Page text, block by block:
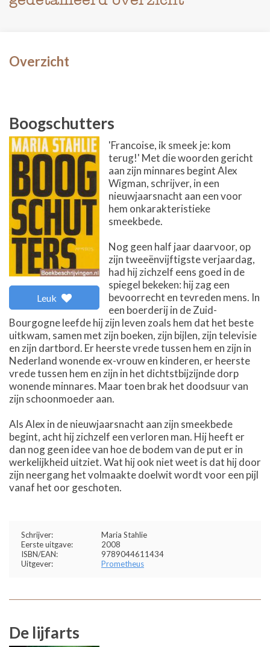
Overzicht
Boogschutters
Leuk
'Francoise, ik smeek je: kom
terug!' Met die woorden gericht
aan zijn minnares begint Alex
Wigman, schrijver, in een
nieuwjaarsnacht aan een voor
hem onkarakteristieke
smeekbede.
Nog geen half jaar daarvoor, op
zijn tweeënvijftigste verjaardag,
had hij zichzelf eens goed in de
spiegel bekeken: hij zag een
bevoorrecht en tevreden mens. In
een boerderij in de Zuid-
Bourgogne leefde hij zijn leven zoals hem dat het beste
uitkwam, samen met zijn boeken, zijn bijlen, zijn televisie
en zijn dartbord. Er heerste vrede tussen hem en zijn in
Nederland wonende ex-vrouw en kinderen, er heerste
vrede tussen hem en zijn in het dichtstbijzijnde dorp
wonende minnares. Maar toen brak het doodsuur van
zijn schoonmoeder aan.
Als Alex in de nieuwjaarsnacht aan zijn smeekbede
begint, acht hij zichzelf een verloren man. Hij heeft er
dan nog geen idee van hoe de bodem van de put er in
werkelijkheid uitziet. Wat hij ook niet weet is dat hij door
zijn neergang het volmaakte doelwit wordt voor een pijl
vanaf het oor geschoten.
Schrijver:
Maria Stahlie
Eerste uitgave:
2008
ISBN/EAN:
9789044611434
Uitgever:
Prometheus
De lijfarts